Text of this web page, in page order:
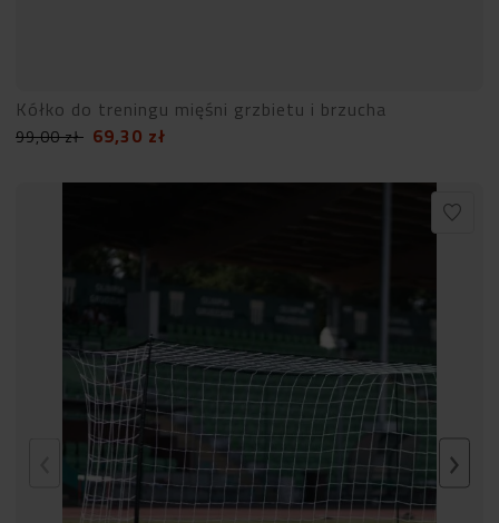
Kółko do treningu mięśni grzbietu i brzucha
99,00zł 69,30 zł